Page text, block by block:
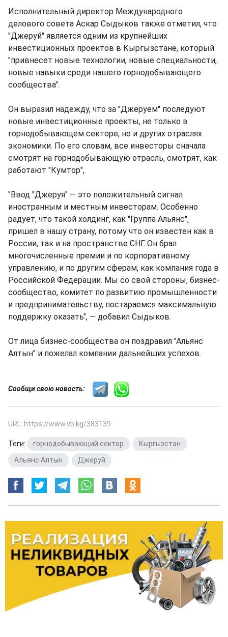
Исполнительный директор Международного
делового совета Аскар Сыдыков также отметил, что
"Джеруй" является одним из крупнейших
инвестиционных проектов в Кыргызстане, который
"привнесет новые технологии, новые специальности,
новые навыки среди нашего горнодобывающего
сообщества".
Он выразил надежду, что за "Джеруем" последуют
новые инвестиционные проекты, не только в
горнодобывающем секторе, но и других отраслях
экономики. По его словам, все инвесторы сначала
смотрят на горнодобывающую отрасль, смотрят, как
работают "Кумтор",
"Ввод "Джеруя" ― это положительный сигнал
иностранным и местным инвесторам. Особенно
радует, что такой холдинг, как "Группа Альянс",
пришел в нашу страну, потому что он известен как в
России, так и на пространстве СНГ. Он брал
многочисленные премии и по корпоративному
управлению, и по другим сферам, как компания года в
Российской Федерации. Мы со свой стороны, бизнес-
сообщество, комитет по развитию промышленности
и предпринимательству, постараемся максимальную
поддержку оказать", ― добавил Сыдыков.
От лица бизнес-сообщества он поздравил "Альянс
Алтын" и пожелал компании дальнейших успехов.
Сообщи свою новость:
URL: https://www.vb.kg/383139
Теги: горнодобывающий сектор Кыргызстан
Альянс Алтын
Джеруй